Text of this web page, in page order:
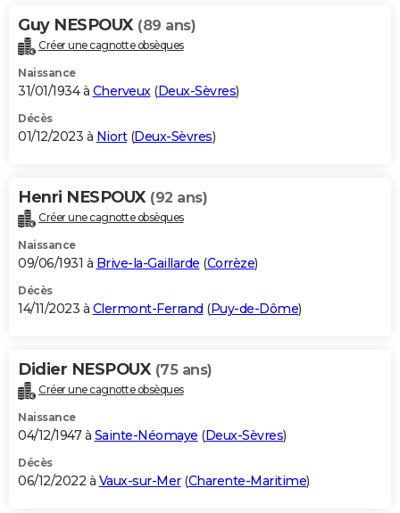
Guy NESPOUX (89 ans)
Créer une cagnotte obsèques
Naissance
31/01/1934 à Cherveux(Deux-Sèvres)
Décès
01/12/2023 à Niort(Deux-Sèvres)
Henri NESPOUX (92 ans)
Créer une cagnotte obsèques
Naissance
09/06/1931 à Brive-la-Gaillarde (Corrèze)
Décès
14/11/2023 à Clermont-Ferrand (Puy-de-Dôme)
Didier NESPOUX (75 ans)
Créer une cagnotte obsèques
Naissance
04/12/1947 à Sainte-Néomaye (Deux-Sèvres)
Décès
06/12/2022 à Vaux-sur-Mer(Charente-Maritime)